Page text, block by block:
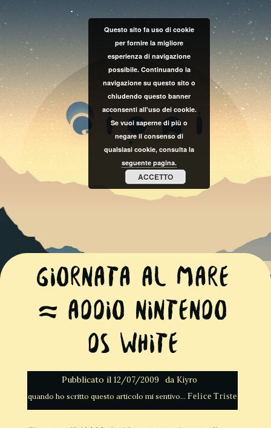
Giornata al Mare
~ Addio Nintendo
DS White
Pubblicato il 12/07/2009 da Kiyro
Felice Triste
Questo sito fa uso di cookie
per fornire la migliore
esperienza di navigazione
possibile. Continuando la
navigazione su questo sito o
chiudendo questo banner
acconsenti all'uso dei cookie.
Se vuoi saperne di più o
negare il consenso di
qualsiasi cookie, consulta la
seguente pagina.
ACCETTO